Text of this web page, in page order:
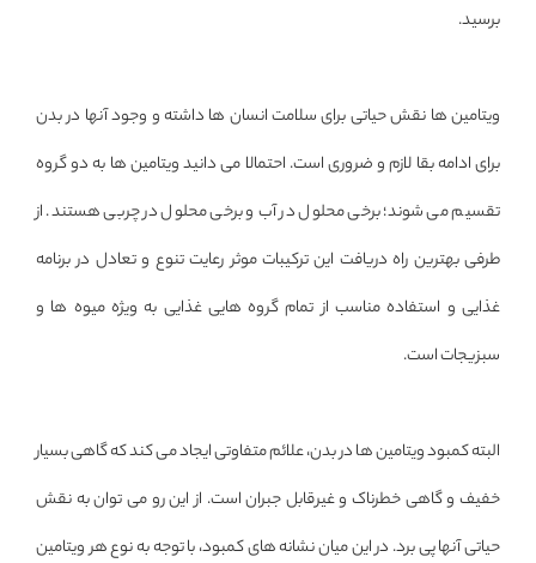
برسید.
ویتامین ها نقش حیاتی برای سلامت انسان ها داشته و وجود آنها در بدن
برای ادامه بقا لازم و ضروری است. احتمالا می دانید ویتامین ها به دو گروه
تقسیم می شوند؛ برخی محلول در آب و برخی محلول در چربی هستند. از
طرفی بهترین راه دریافت این ترکیبات موثر رعایت تنوع و تعادل در برنامه
غذایی و استفاده مناسب از تمام گروه هایی غذایی به ویژه میوه ها و
سبزیجات است.
البته کمبود ویتامین ها در بدن، علائم متفاوتی ایجاد می کند که گاهی بسیار
خفیف و گاهی خطرناک و غیرقابل جبران است. از این رو می توان به نقش
حیاتی آنها پی برد. در این میان نشانه های کمبود، با توجه به نوع هر ویتامین